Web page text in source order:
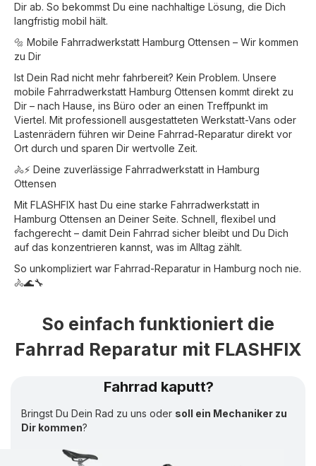
Dir ab. So bekommst Du eine nachhaltige Lösung, die Dich
langfristig mobil hält.
🔩 Mobile Fahrradwerkstatt Hamburg Ottensen – Wir kommen
zu Dir
Ist Dein Rad nicht mehr fahrbereit? Kein Problem. Unsere
mobile Fahrradwerkstatt Hamburg Ottensen kommt direkt zu
Dir – nach Hause, ins Büro oder an einen Treffpunkt im
Viertel. Mit professionell ausgestatteten Werkstatt-Vans oder
Lastenrädern führen wir Deine Fahrrad-Reparatur direkt vor
Ort durch und sparen Dir wertvolle Zeit.
🚴⚡ Deine zuverlässige Fahrradwerkstatt in Hamburg
Ottensen
Mit FLASHFIX hast Du eine starke Fahrradwerkstatt in
Hamburg Ottensen an Deiner Seite. Schnell, flexibel und
fachgerecht – damit Dein Fahrrad sicher bleibt und Du Dich
auf das konzentrieren kannst, was im Alltag zählt.
So unkompliziert war Fahrrad-Reparatur in Hamburg noch nie.
🚴🌊🔧
So einfach funktioniert die
Fahrrad Reparatur mit FLASHFIX
Fahrrad kaputt?
Bringst Du Dein Rad zu uns oder soll ein Mechaniker zu
Dir kommen?